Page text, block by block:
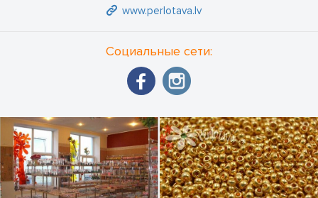
www.perlotava.lv
Социальные сети: